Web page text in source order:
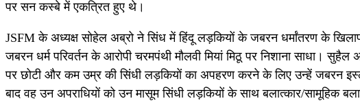
पर सन कस्बे में एकत्रित हुए थे।
JSFM के अध्यक्ष सोहेल अब्रो ने सिंध में हिंदू लड़कियों के जबरन धर्मांतरण के
जबरन धर्म परिवर्तन के आरोपी चरमपंथी मौलवी मियां मिठू पर निशाना साधा।
पर छोटी और कम उम्र की सिंधी लड़कियों का अपहरण करने के लिए उन्हें जबरन
बाद वह उन अपराधियों को उन मासूम सिंधी लड़कियों के साथ बलात्कार/सामूहिक